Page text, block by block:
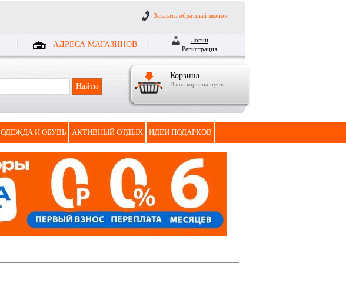
Заказать обратный звонок
АДРЕСА МАГАЗИНОВ
Логин
Регистрация
Корзина
Ваша корзина пуста
ОДЕЖДА И ОБУВЬ АКТИВНЫЙ ОТДЫХ ИДЕИ ПОДАРКОВ